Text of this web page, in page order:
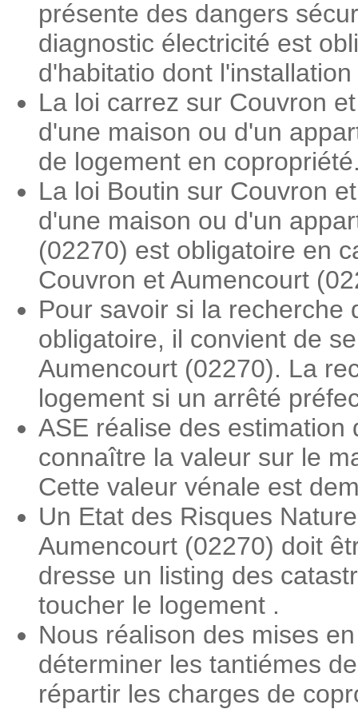
présente des dangers
diagnostic électricité est
d'habitatio dont
La loi carrez sur Couvron
d'une maison ou d'un
de logement en
La loi Boutin sur Couvron
d'une maison ou d'un
(02270) est obligatoire en
Couvron et Aumencourt
Pour savoir si la recherche
obligatoire, il convient de
Aumencourt (02270). La
logement si un arrêté
ASE réalise des
connaître la valeur sur le
Cette valeur vénale est
Un Etat des Risques
Aumencourt (02270) doit
dresse un listing des
toucher le logement .
Nous réalison des mises
déterminer les tantiémes
répartir les charges de